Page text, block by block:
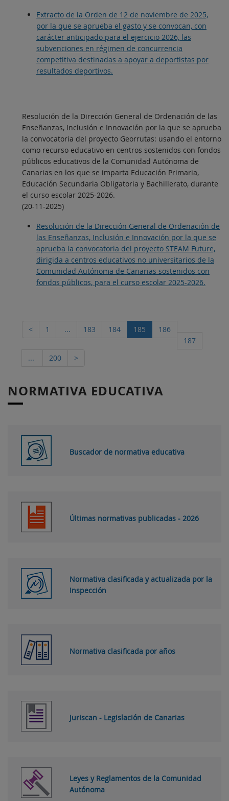
Extracto de la Orden de 12 de noviembre de 2025,
por la que se aprueba el gasto y se convocan, con
carácter anticipado para el ejercicio 2026, las
subvenciones en régimen de concurrencia
competitiva destinadas a apoyar a deportistas por
resultados deportivos.
Resolución de la Dirección General de Ordenación de las
Enseñanzas, Inclusión e Innovación por la que se aprueba
la convocatoria del proyecto Georrutas: usando el entorno
como recurso educativo en centros sostenidos con fondos
públicos educativos de la Comunidad Autónoma de
Canarias en los que se imparta Educación Primaria,
Educación Secundaria Obligatoria y Bachillerato, durante
el curso escolar 2025-2026.
(20-11-2025)
Resolución de la Dirección General de Ordenación de
las Enseñanzas, Inclusión e Innovación por la que se
aprueba la convocatoria del proyecto STEAM Future,
dirigida a centros educativos no universitarios de la
Comunidad Autónoma de Canarias sostenidos con
fondos públicos, para el curso escolar 2025-2026.
< 1 ... 183 184 185
186
187
...
200 >
NORMATIVA EDUCATIVA
Buscador de normativa educativa
Últimas normativas publicadas - 2026
Normativa clasificada y actualizada por la
Inspección
Normativa clasificada por años
Juriscan - Legislación de Canarias
Leyes y Reglamentos de la Comunidad
Autónoma